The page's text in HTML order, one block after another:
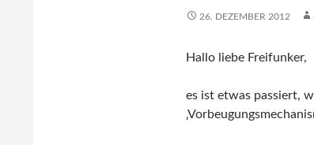
26. DEZEMBER 2012
Hallo liebe Freifunker,
es ist etwas passiert,